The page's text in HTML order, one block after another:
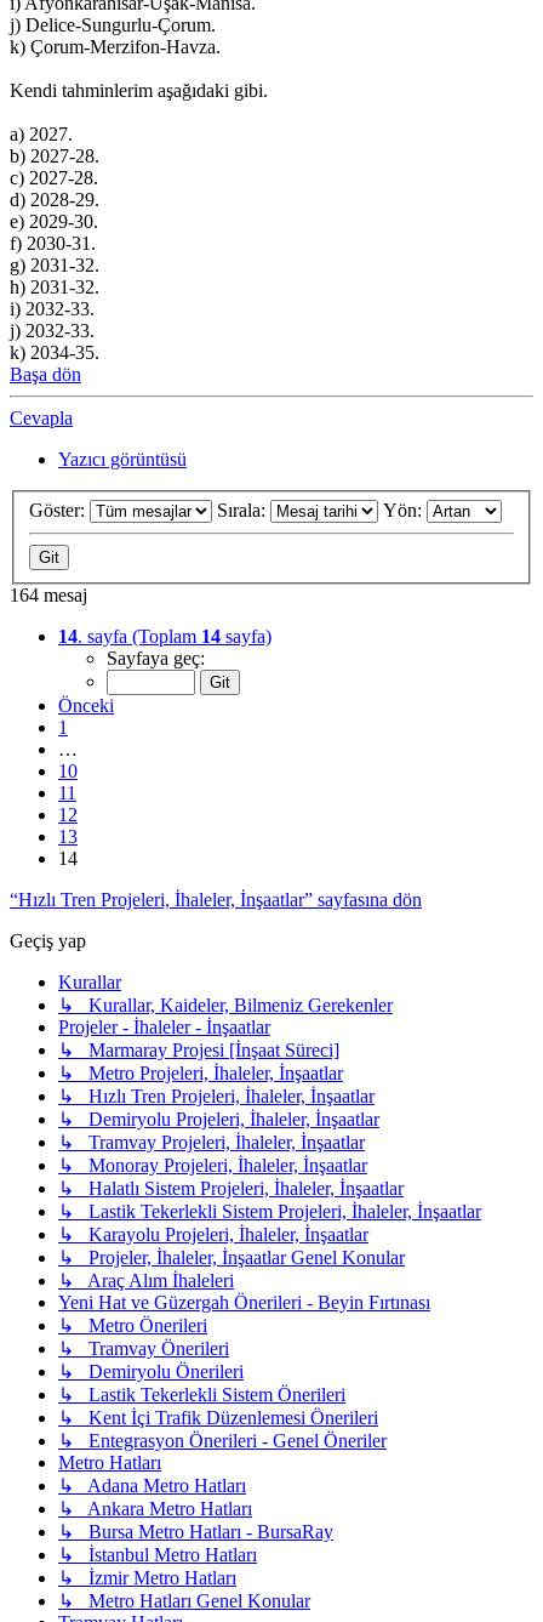
j) Delice-Sungurlu-Çorum.
k) Çorum-Merzifon-Havza.
Kendi tahminlerim aşağıdaki gibi.
a) 2027.
b) 2027-28.
c) 2027-28.
d) 2028-29.
e) 2029-30.
f) 2030-31.
g) 2031-32.
h) 2031-32.
i) 2032-33.
j) 2032-33.
k) 2034-35.
Başa dön
Cevapla
Yazıcı görüntüsü
Göster: Sırala: Yön:
164 mesaj
14. sayfa (Toplam 14 sayfa)
Sayfaya geç:
Önceki
1
…
10
11
12
13
14
“Hızlı Tren Projeleri, İhaleler, İnşaatlar” sayfasına dön
Geçiş yap
Kurallar
↳ Kurallar, Kaideler, Bilmeniz Gerekenler
Projeler - İhaleler - İnşaatlar
↳ Marmaray Projesi [İnşaat Süreci]
↳ Metro Projeleri, İhaleler, İnşaatlar
↳ Hızlı Tren Projeleri, İhaleler, İnşaatlar
↳ Demiryolu Projeleri, İhaleler, İnşaatlar
↳ Tramvay Projeleri, İhaleler, İnşaatlar
↳ Monoray Projeleri, İhaleler, İnşaatlar
↳ Halatlı Sistem Projeleri, İhaleler, İnşaatlar
↳ Lastik Tekerlekli Sistem Projeleri, İhaleler, İnşaatlar
↳ Karayolu Projeleri, İhaleler, İnşaatlar
↳ Projeler, İhaleler, İnşaatlar Genel Konular
↳ Araç Alım İhaleleri
Yeni Hat ve Güzergah Önerileri - Beyin Fırtınası
↳ Metro Önerileri
↳ Tramvay Önerileri
↳ Demiryolu Önerileri
↳ Lastik Tekerlekli Sistem Önerileri
↳ Kent İçi Trafik Düzenlemesi Önerileri
↳ Entegrasyon Önerileri - Genel Öneriler
Metro Hatları
↳ Adana Metro Hatları
↳ Ankara Metro Hatları
↳ Bursa Metro Hatları - BursaRay
↳ İstanbul Metro Hatları
↳ İzmir Metro Hatları
↳ Metro Hatları Genel Konular